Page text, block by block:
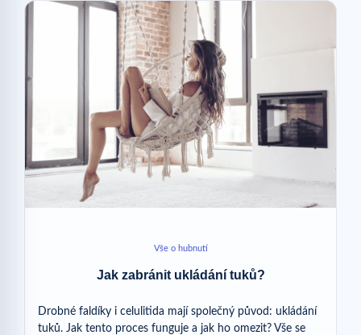
Vše o hubnutí
Jak zabránit ukládání tuků?
Drobné faldíky i celulitida mají společný původ: ukládání
tuků. Jak tento proces funguje a jak ho omezit? Vše se